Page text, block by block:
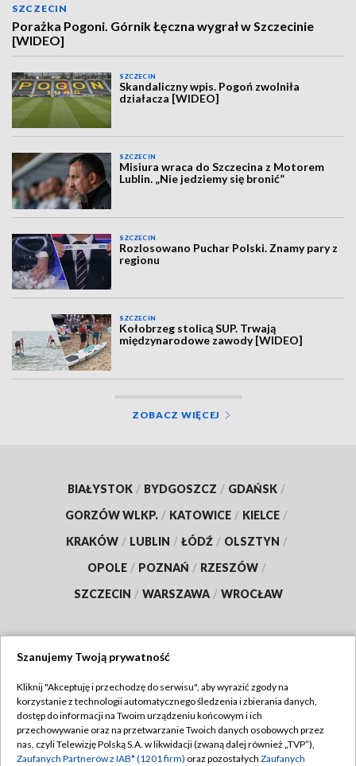
SZCZECIN
Porażka Pogoni. Górnik Łęczna wygrał w Szczecinie
[WIDEO]
SZCZECIN
Skandaliczny wpis. Pogoń zwolniła
działacza [WIDEO]
SZCZECIN
Misiura wraca do Szczecina z Motorem
Lublin. „Nie jedziemy się bronić”
SZCZECIN
Rozlosowano Puchar Polski. Znamy pary z
regionu
SZCZECIN
Kołobrzeg stolicą SUP. Trwają
międzynarodowe zawody [WIDEO]
ZOBACZ WIĘCEJ
BIAŁYSTOK / BYDGOSZCZ / GDAŃSK /
GORZÓW WLKP. / KATOWICE / KIELCE /
KRAKÓW / LUBLIN / ŁÓDŹ / OLSZTYN /
OPOLE / POZNAŃ / RZESZÓW /
SZCZECIN / WARSZAWA / WROCŁAW
TVP
Abonament TVP
Emisja w TVP
Regulamin TVP
Polityka prywatności
Szanujemy Twoją prywatność
Kliknij "Akceptuję i przechodzę do serwisu", aby wyrazić zgody na
korzystanie z technologii automatycznego śledzenia i zbierania danych,
dostęp do informacji na Twoim urządzeniu końcowym i ich
przechowywanie oraz na przetwarzanie Twoich danych osobowych przez
nas, czyli Telewizję Polską S.A. w likwidacji (zwaną dalej również „TVP”),
Zaufanych Partnerów z IAB* (1201 firm) oraz pozostałych Zaufanych